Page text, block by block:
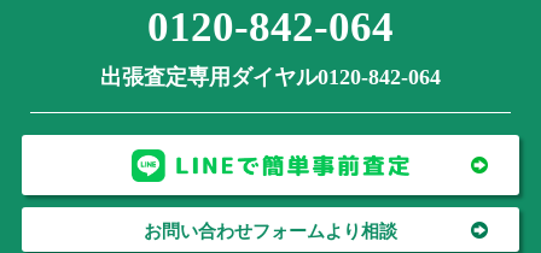
0120-842-064
出張査定専用ダイヤル0120-842-064
お問い合わせフォームより相談